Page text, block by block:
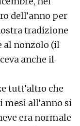
dell’anno per
tradizione
al nonzolo (il
anche il
tutt’altro che
mesi all’anno si
era normale